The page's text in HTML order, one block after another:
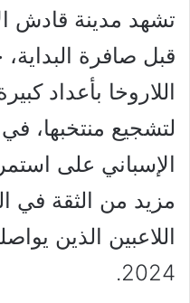
تشهد مدينة قادش
قبل صافرة
اللاروخا بأعداد
لتشجيع منتخبها،
الإسباني على
مزيد من الثقة في
اللاعبين الذين
2024.